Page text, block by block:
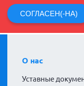
СОГЛАСЕН(-НА)
О нас
Уставные